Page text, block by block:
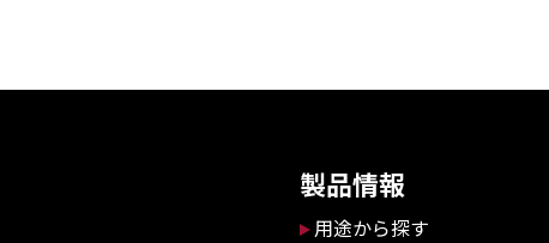
製品情報
用途から探す